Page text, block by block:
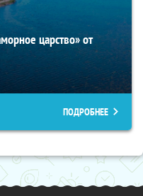
царство» от
ПОДРОБНЕЕ